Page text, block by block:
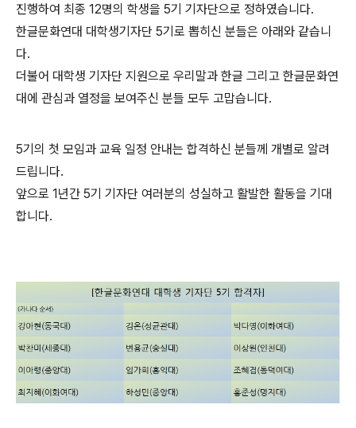
진행하여 최종 12명의 학생을 5기 기자단으로 정하였습니다.
한글문화연대 대학생기자단 5기로 뽑히신 분들은 아래와 같습니
다.
더불어 대학생 기자단 지원으로 우리말과 한글 그리고 한글문화연
대에 관심과 열정을 보여주신 분들 모두 고맙습니다.
5기의 첫 모임과 교육 일정 안내는 합격하신 분들께 개별로 알려
드립니다.
앞으로 1년간 5기 기자단 여러분의 성실하고 활발한 활동을 기대
합니다.